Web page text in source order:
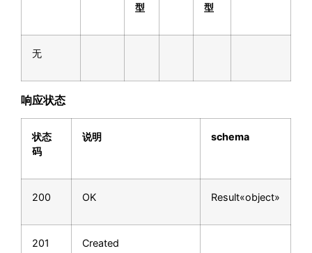
型
型
无
响应状态
状态
码
说明 schema
200 OK Result«object»
201 Created